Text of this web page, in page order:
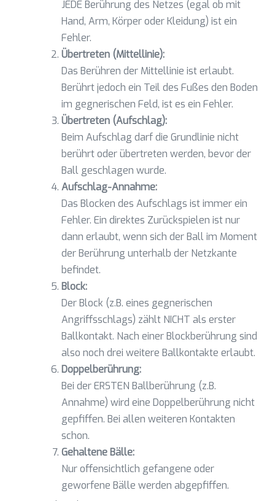
JEDE Berührung des Netzes (egal ob mit
Hand, Arm, Körper oder Kleidung) ist ein
Fehler.
Übertreten (Mittellinie):
Das Berühren der Mittellinie ist erlaubt.
Berührt jedoch ein Teil des Fußes den Boden
im gegnerischen Feld, ist es ein Fehler.
Übertreten (Aufschlag):
Beim Aufschlag darf die Grundlinie nicht
berührt oder übertreten werden, bevor der
Ball geschlagen wurde.
Aufschlag-Annahme:
Das Blocken des Aufschlags ist immer ein
Fehler. Ein direktes Zurückspielen ist nur
dann erlaubt, wenn sich der Ball im Moment
der Berührung unterhalb der Netzkante
befindet.
Block:
Der Block (z.B. eines gegnerischen
Angriffsschlags) zählt NICHT als erster
Ballkontakt. Nach einer Blockberührung sind
also noch drei weitere Ballkontakte erlaubt.
Doppelberührung:
Bei der ERSTEN Ballberührung (z.B.
Annahme) wird eine Doppelberührung nicht
gepfiffen. Bei allen weiteren Kontakten
schon.
Gehaltene Bälle:
Nur offensichtlich gefangene oder
geworfene Bälle werden abgepfiffen.